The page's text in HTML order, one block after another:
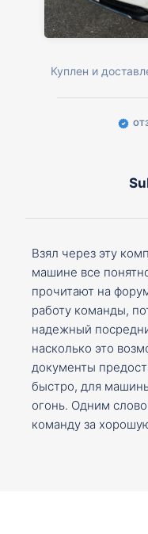
Куплен и
Взял через эту
машине все
прочитают на
работу команды,
надежный
насколько это
документы
быстро, для
огонь. Одним
команду за